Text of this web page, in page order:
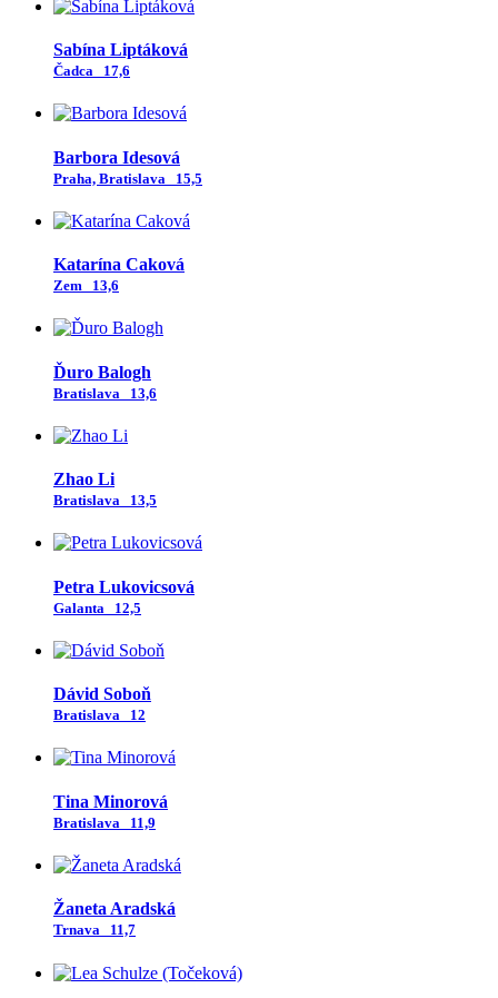
Sabína Liptáková
Čadca 17,6
Barbora Idesová
Praha, Bratislava 15,5
Katarína Caková
Zem 13,6
Ďuro Balogh
Bratislava 13,6
Zhao Li
Bratislava 13,5
Petra Lukovicsová
Galanta 12,5
Dávid Soboň
Bratislava 12
Tina Minorová
Bratislava 11,9
Žaneta Aradská
Trnava 11,7